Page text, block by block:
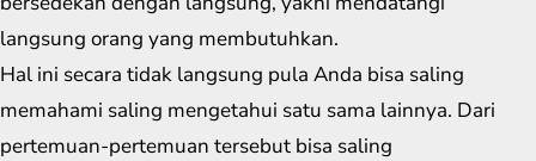
langsung orang yang membutuhkan.
Hal ini secara tidak langsung pula Anda bisa saling
memahami saling mengetahui satu sama lainnya. Dari
pertemuan-pertemuan tersebut bisa saling